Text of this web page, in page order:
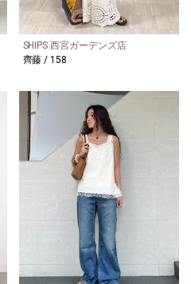
SHIPS 西宮ガーデンズ店
齊藤 / 158